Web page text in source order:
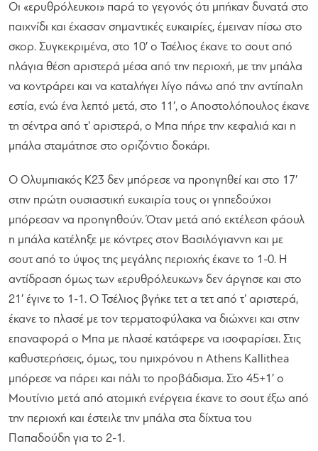
Οι «ερυθρόλευκοι» παρά το γεγονός ότι μπήκαν δυνατά στο
παιχνίδι και έχασαν σημαντικές ευκαιρίες, έμειναν πίσω στο
σκορ. Συγκεκριμένα, στο 10′ ο Τσέλιος έκανε το σουτ από
πλάγια θέση αριστερά μέσα από την περιοχή, με την μπάλα
να κοντράρει και να καταλήγει λίγο πάνω από την αντίπαλη
εστία, ενώ ένα λεπτό μετά, στο 11′, ο Αποστολόπουλος έκανε
τη σέντρα από τ’ αριστερά, ο Μπα πήρε την κεφαλιά και η
μπάλα σταμάτησε στο οριζόντιο δοκάρι.
Ο Ολυμπιακός Κ23 δεν μπόρεσε να προηγηθεί και στο 17′
στην πρώτη ουσιαστική ευκαιρία τους οι γηπεδούχοι
μπόρεσαν να προηγηθούν. Όταν μετά από εκτέλεση φάουλ
η μπάλα κατέληξε με κόντρες στον Βασιλόγιαννη και με
σουτ από το ύψος της μεγάλης περιοχής έκανε το 1-0. Η
αντίδραση όμως των «ερυθρόλευκων» δεν άργησε και στο
21′ έγινε το 1-1. Ο Τσέλιος βγήκε τετ α τετ από τ’ αριστερά,
έκανε το πλασέ με τον τερματοφύλακα να διώχνει και στην
επαναφορά ο Μπα με πλασέ κατάφερε να ισοφαρίσει. Στις
καθυστερήσεις, όμως, του ημιχρόνου η Athens Kallithea
μπόρεσε να πάρει και πάλι το προβάδισμα. Στο 45+1′ ο
Μουτίνιο μετά από ατομική ενέργεια έκανε το σουτ έξω από
την περιοχή και έστειλε την μπάλα στα δίχτυα του
Παπαδούδη για το 2-1.